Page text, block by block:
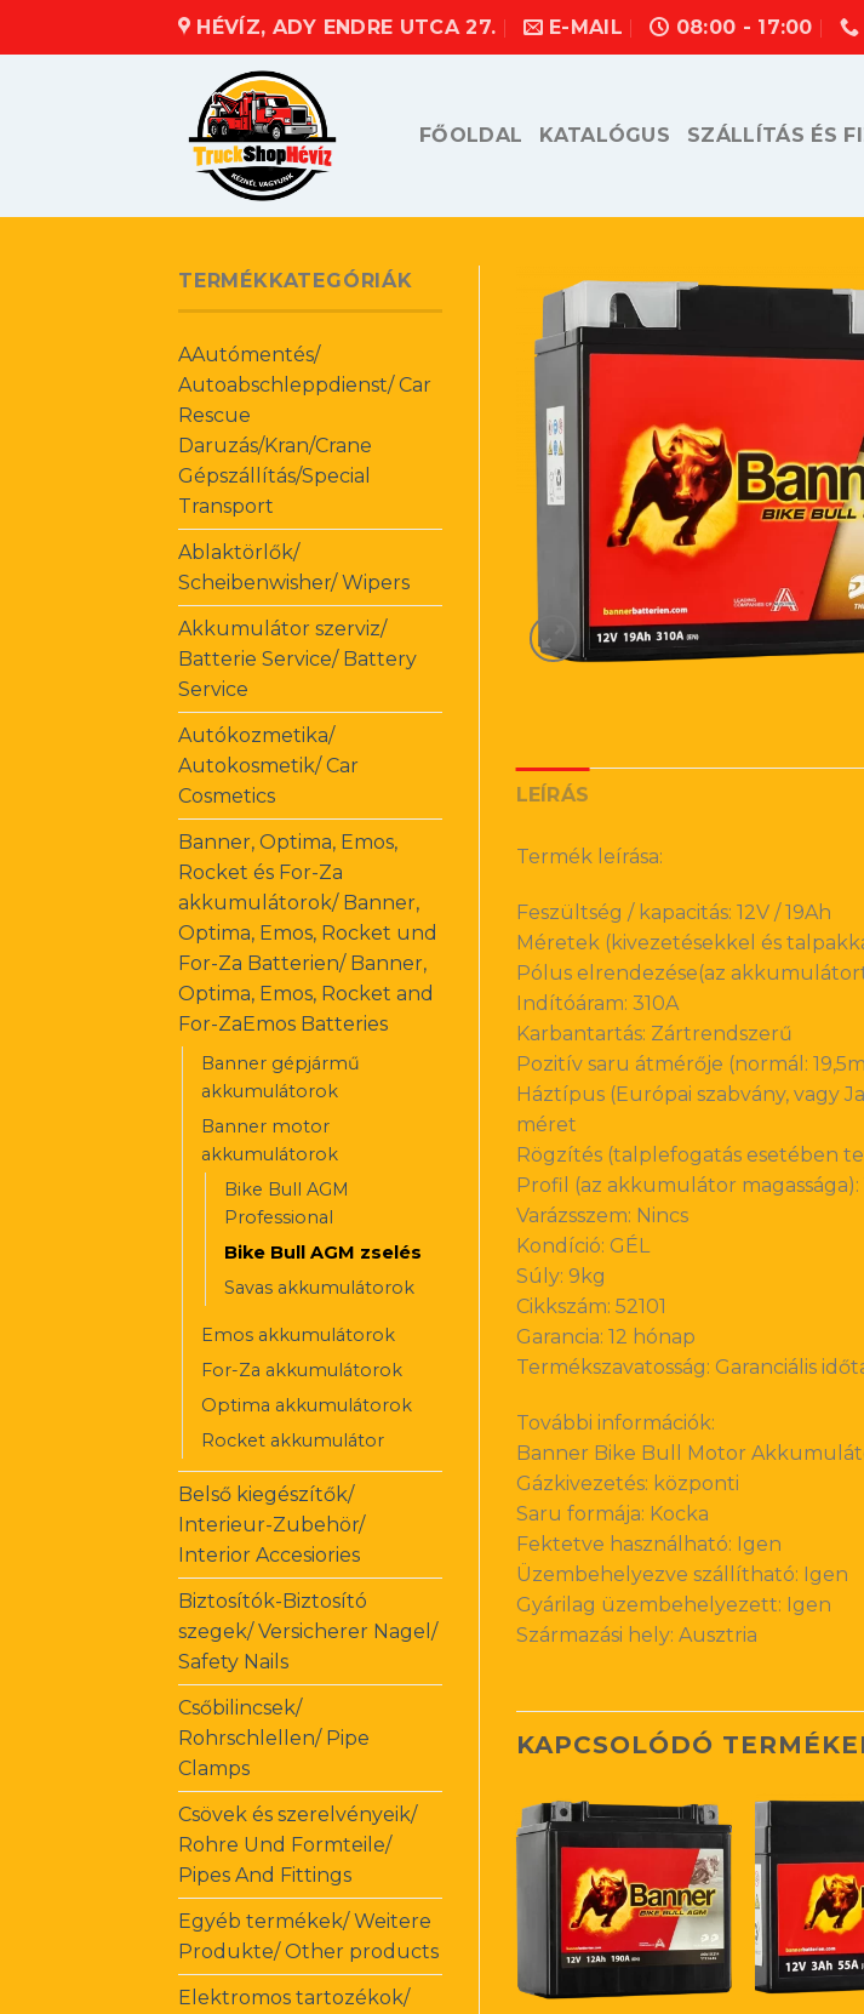
HÉVÍZ, ADY ENDRE UTCA 27. E-MAIL 08:00 - 17:00
FŐOLDAL KATALÓGUS SZÁLLÍTÁS ÉS
TERMÉKKATEGÓRIÁK
AAutómentés/
Autoabschleppdienst/ Car
Rescue
Daruzás/Kran/Crane
Gépszállítás/Special
Transport
Ablaktörlők/
Scheibenwisher/ Wipers
Akkumulátor szerviz/
Batterie Service/ Battery
Service
Autókozmetika/
Autokosmetik/ Car
Cosmetics
Banner, Optima, Emos,
Rocket és For-Za
akkumulátorok/ Banner,
Optima, Emos, Rocket und
For-Za Batterien/ Banner,
Optima, Emos, Rocket and
For-ZaEmos Batteries
Banner gépjármű
akkumulátorok
Banner motor
akkumulátorok
Bike Bull AGM
Professional
Bike Bull AGM zselés
Savas akkumulátorok
Emos akkumulátorok
For-Za akkumulátorok
Optima akkumulátorok
Rocket akkumulátor
Belső kiegészítők/
Interieur-Zubehör/
Interior Accesiories
Biztosítók-Biztosító
szegek/ Versicherer Nagel/
Safety Nails
Csőbilincsek/
Rohrschlellen/ Pipe
Clamps
Csövek és szerelvényeik/
Rohre Und Formteile/
Pipes And Fittings
Egyéb termékek/ Weitere
Produkte/ Other products
Elektromos tartozékok/
LEÍRÁS
Termék leírása:
Feszültség / kapacitás: 12V / 19Ah
Méretek (kivezetésekkel és
Pólus elrendezése(az
Indítóáram: 310A
Karbantartás: Zártrendszerű
Pozitív saru átmérője (normál:
Háztípus (Európai szabvány, vagy
méret
Rögzítés (talplefogatás esetében
Profil (az akkumulátor magassága):
Varázsszem: Nincs
Kondíció: GÉL
Súly: 9kg
Cikkszám: 52101
Garancia: 12 hónap
Termékszavatosság: Garanciális
További információk:
Banner Bike Bull Motor
Gázkivezetés: központi
Saru formája: Kocka
Fektetve használható: Igen
Üzembehelyezve szállítható: Igen
Gyárilag üzembehelyezett: Igen
Származási hely: Ausztria
KAPCSOLÓDÓ